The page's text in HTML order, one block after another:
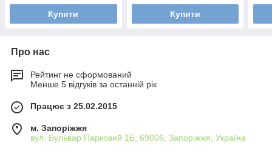
Купити Купити
Про нас
Рейтинг не сформований
Менше 5 відгуків за останній рік
Працює з 25.02.2015
м. Запоріжжя
вул. Бульвар Парковий 1Б; 69006, Запоріжжя, Україна